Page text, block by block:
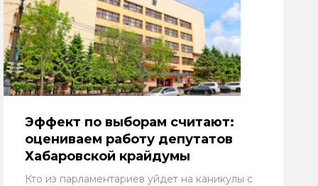
Эффект по выборам считают:
оцениваем работу депутатов
Хабаровской крайдумы
Кто из парламентариев уйдет на каникулы с